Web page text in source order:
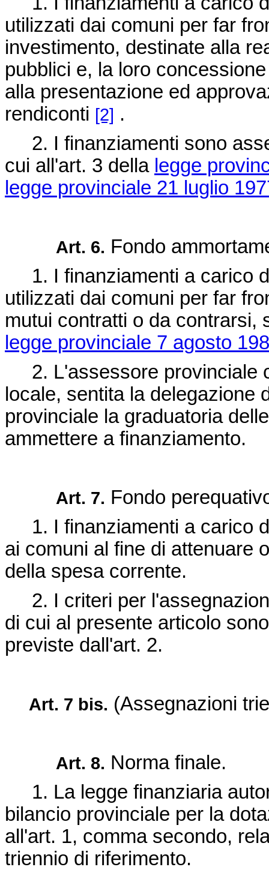
utilizzati dai comuni per far
investimento, destinate alla
pubblici e, la loro
alla presentazione ed
rendiconti [2] .
2. I finanziamenti sono
cui all'art. 3 della legge
legge provinciale 21 luglio
Art. 6. Fondo
1. I finanziamenti a carico
utilizzati dai comuni per far
mutui contratti o da contrarsi,
legge provinciale 7 agosto
2. L'assessore provinciale
locale, sentita la delegazione
provinciale la graduatoria
ammettere a finanziamento.
Art. 7. Fondo
1. I finanziamenti a carico
ai comuni al fine di attenuare
della spesa corrente.
2. I criteri per
di cui al presente articolo
previste dall'art. 2.
Art. 7 bis. (Assegnazioni
Art. 8. Norma finale.
1. La legge finanziaria
bilancio provinciale per la
all'art. 1, comma secondo,
triennio di riferimento.